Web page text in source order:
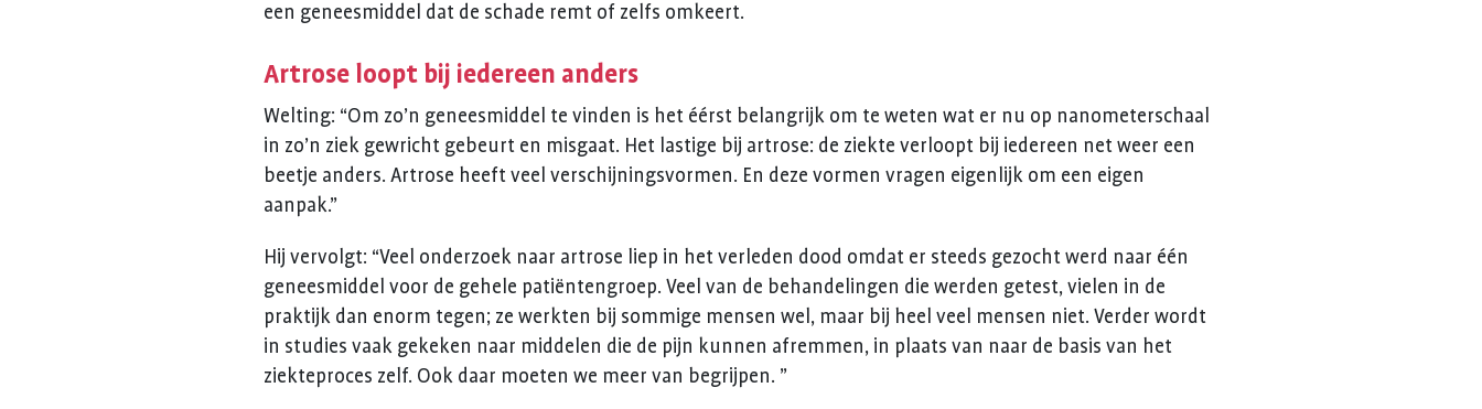
een geneesmiddel dat de schade remt of zelfs omkeert.
Artrose loopt bij iedereen anders
Welting: “Om zo’n geneesmiddel te vinden is het éérst belangrijk om te weten wat er nu op nanometerschaal
in zo’n ziek gewricht gebeurt en misgaat. Het lastige bij artrose: de ziekte verloopt bij iedereen net weer een
beetje anders. Artrose heeft veel verschijningsvormen. En deze vormen vragen eigenlijk om een eigen
aanpak.”
Hij vervolgt: “Veel onderzoek naar artrose liep in het verleden dood omdat er steeds gezocht werd naar één
geneesmiddel voor de gehele patiëntengroep. Veel van de behandelingen die werden getest, vielen in de
praktijk dan enorm tegen; ze werkten bij sommige mensen wel, maar bij heel veel mensen niet. Verder wordt
in studies vaak gekeken naar middelen die de pijn kunnen afremmen, in plaats van naar de basis van het
ziekteproces zelf. Ook daar moeten we meer van begrijpen. ”